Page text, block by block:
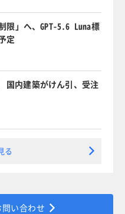
限」へ、GPT-5.6 Luna標
定
国内建築がけん引、受注
る
い合わせ